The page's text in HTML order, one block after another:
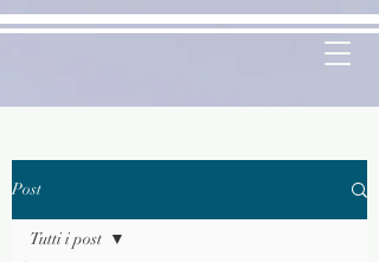
Post
Tutti i post